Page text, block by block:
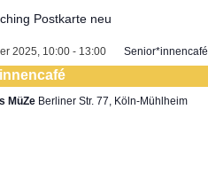
2025, 10:00- 13:00 Senior*innencafé
MüZe Berliner Str. 77, Köln-Mühlheim